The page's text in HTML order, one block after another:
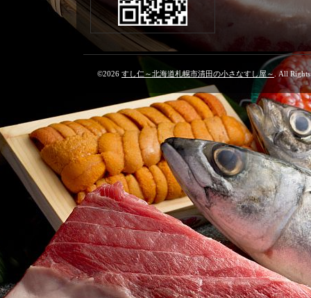
©2026 すし仁～北海道札幌市清田の小さなすし屋～ . All